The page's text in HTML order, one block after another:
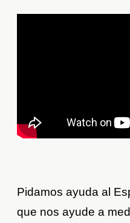
Pidamos ayuda al
que nos ayude a